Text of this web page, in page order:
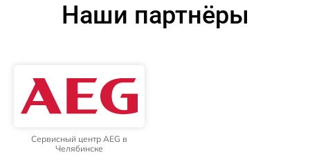
Наши партнёры
Сервисный центр AEG в
Челябинске